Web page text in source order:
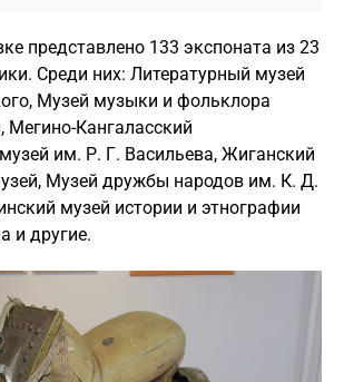
представлено 133 экспоната из 23
Среди них: Литературный музей
Музей музыки и фольклора
Мегино-Кангаласский
им. Р. Г. Васильева, Жиганский
Музей дружбы народов им. К. Д.
музей истории и этнографии
и другие.